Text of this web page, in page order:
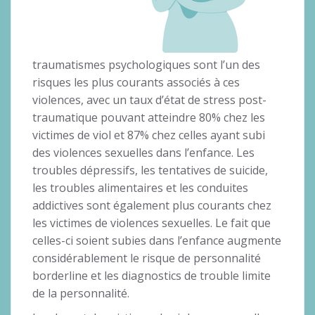
traumatismes psychologiques sont l’un des
risques les plus courants associés à ces
violences, avec un taux d’état de stress post-
traumatique pouvant atteindre 80% chez les
victimes de viol et 87% chez celles ayant subi
des violences sexuelles dans l’enfance. Les
troubles dépressifs, les tentatives de suicide,
les troubles alimentaires et les conduites
addictives sont également plus courants chez
les victimes de violences sexuelles. Le fait que
celles-ci soient subies dans l’enfance augmente
considérablement le risque de personnalité
borderline et les diagnostics de trouble limite
de la personnalité.